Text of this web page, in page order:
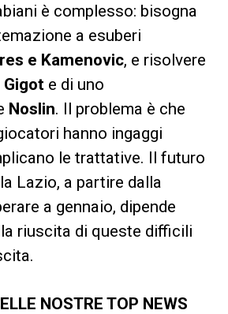
è complesso: bisogna
a esuberi
e Kamenovic, e risolvere
Gigote di uno
Noslin. Il problema è che
hanno ingaggi
le trattative. Il futuro
Lazio, a partire dalla
a gennaio, dipende
riuscita di queste difficili
NOSTRE TOP NEWS